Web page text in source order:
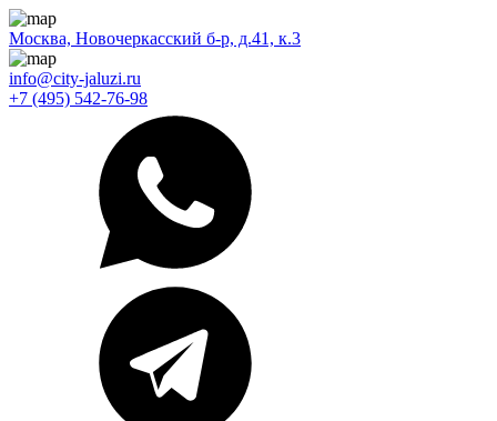
Москва, Новочеркасский б-р, д.41, к.3
info@city-jaluzi.ru
+7 (495) 542-76-98